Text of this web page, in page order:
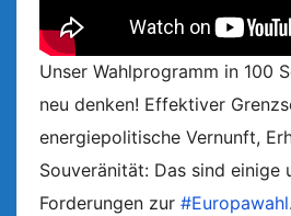
Unser Wahlprogramm in 100
neu denken! Effektiver
energiepolitische Vernunft,
Souveränität: Das sind einige
Forderungen zur #Europawahl